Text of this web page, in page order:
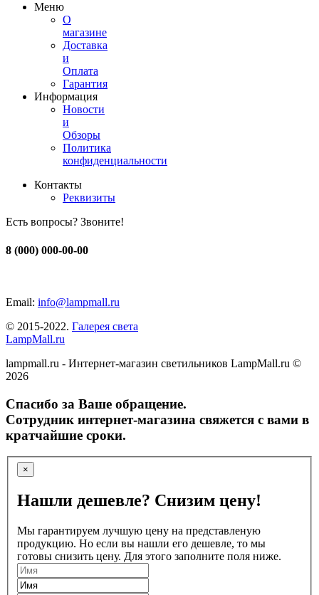
Меню
О
магазине
Доставка
и
Оплата
Гарантия
Информация
Новости
и
Обзоры
Политика
конфиденциальности
Контакты
Реквизиты
Есть вопросы? Звоните!
8 (000) 000-00-00
Email: info@lampmall.ru
© 2015-2022. Галерея света
LampMall.ru
lampmall.ru - Интернет-магазин светильников LampMall.ru ©
2026
Спасибо за Ваше обращение.
Сотрудник интернет-магазина свяжется с вами в
кратчайшие сроки.
×
Нашли дешевле? Снизим цену!
Мы гарантируем лучшую цену на представленую
продукцию. Но если вы нашли его дешевле, то мы
готовы снизить цену. Для этого заполните поля ниже.